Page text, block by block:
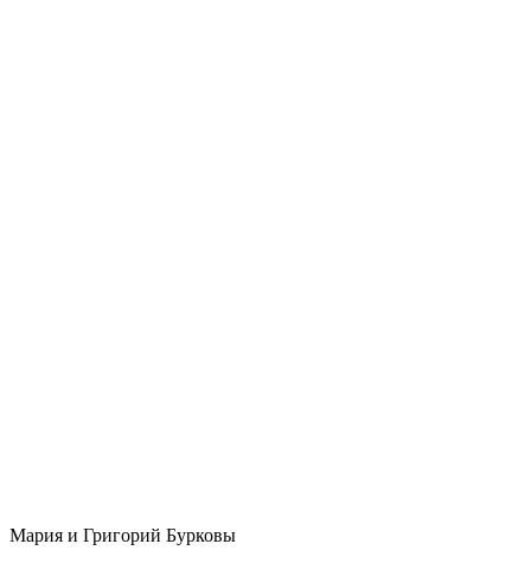
Мария и Григорий Бурковы